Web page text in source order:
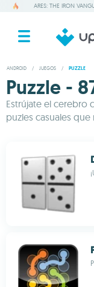
ARES: THE IRON
ANDROID / JUEGOS / PUZZLE
Puzzle -
Estrújate el cerebro
puzles casuales